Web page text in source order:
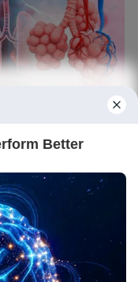
Paru-paru
dan Cara